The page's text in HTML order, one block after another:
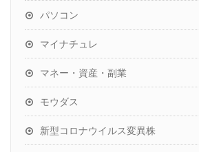
パソコン
マイナチュレ
マネー・資産・副業
モウダス
新型コロナウイルス変異株